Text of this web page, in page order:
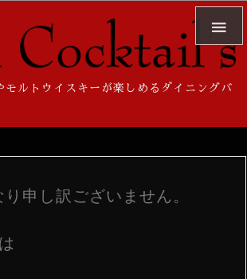

モルトウイスキーが楽しめるダイニングバ
申し訳ございません。